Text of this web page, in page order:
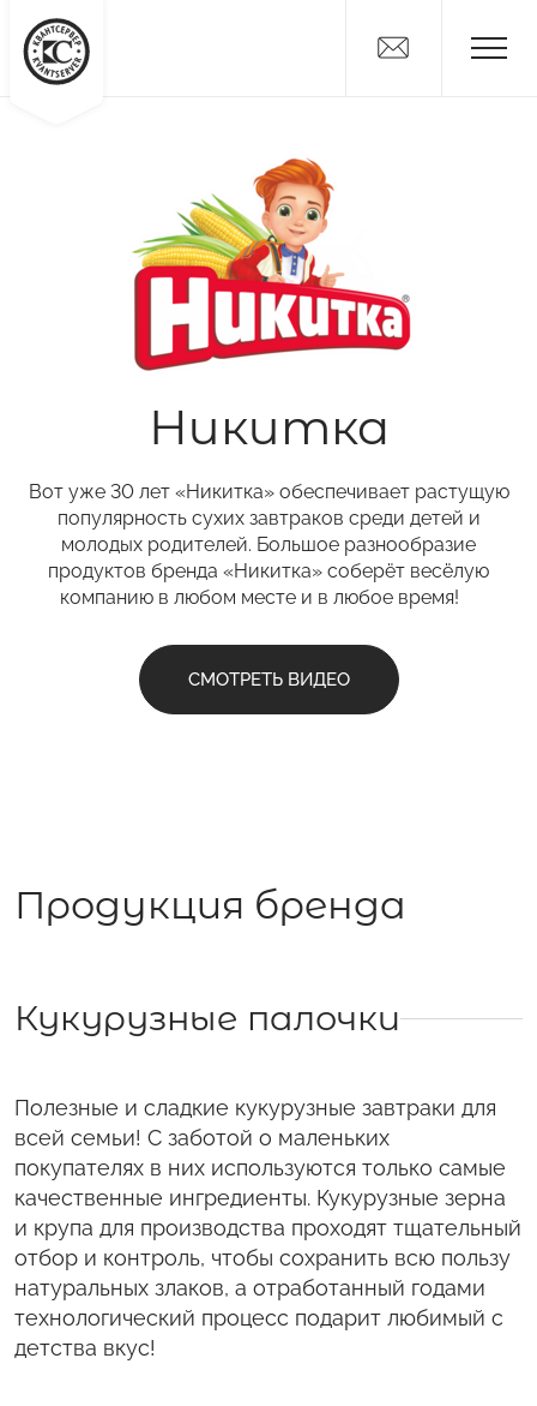
Никитка
Вот уже 30 лет «Никитка» обеспечивает растущую
популярность сухих завтраков среди детей и
молодых родителей. Большое разнообразие
продуктов бренда «Никитка» соберёт весёлую
компанию в любом месте и в любое время!
СМОТРЕТЬ ВИДЕО
Продукция бренда
Кукурузные палочки
Полезные и сладкие кукурузные завтраки для
всей семьи! С заботой о маленьких
покупателях в них используются только самые
качественные ингредиенты. Кукурузные зерна
и крупа для производства проходят тщательный
отбор и контроль, чтобы сохранить всю пользу
натуральных злаков, а отработанный годами
технологический процесс подарит любимый с
детства вкус!
Дистрибьюторам
Поставщикам
О компании
Алтайские Хлебцы
Никитич
С полей Алтая
Твоя Пятница